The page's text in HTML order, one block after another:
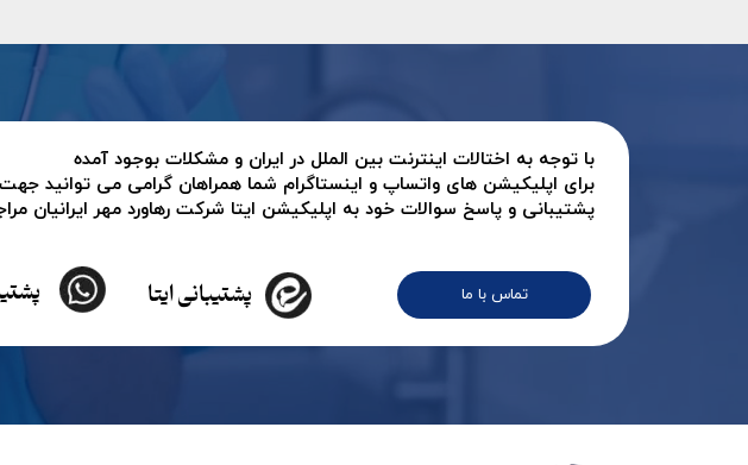
تماس با ما
با توجه به اختالات اینترنت بین الملل در ایران و مشکلات بوجود آمده
برای اپلیکیشن های واتساپ و اینستاگرام شما همراهان گرامی می توانید
پشتیبانی و پاسخ سوالات خود به اپلیکیشن ایتا شرکت رهاورد مهر ایرانیان
پشتیبانی ایتا